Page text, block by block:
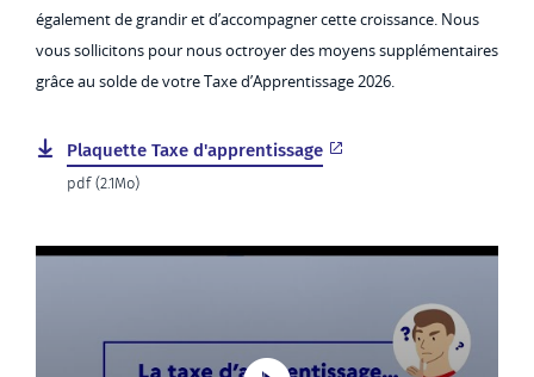
également de grandir et d’accompagner cette croissance. Nous
vous sollicitons pour nous octroyer des moyens supplémentaires
grâce au solde de votre Taxe d’Apprentissage 2026.
Plaquette Taxe d'apprentissage
pdf (2.1Mo)